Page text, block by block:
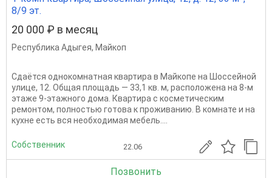
8/9 эт.
20 000 ₽ в месяц
Республика Адыгея, Майкоп
Сдаётся однокомнатная квартира в Майкопе на Шоссейной
улице, 12. Общая площадь — 33,1 кв. м, расположена на 8-м
этаже 9-этажного дома. Квартира с косметическим
ремонтом, полностью готова к проживанию. В комнате и на
кухне есть вся необходимая мебель....
Собственник 22.06
Позвонить